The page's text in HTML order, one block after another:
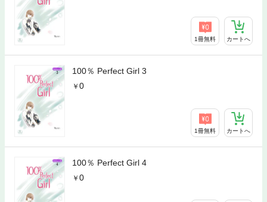
1冊無料 カートへ
100％ Perfect Girl 3
0
1冊無料 カートへ
100％ Perfect Girl 4
0